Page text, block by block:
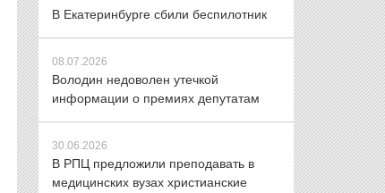
В Екатеринбурге сбили беспилотник
08.07.2026
Володин недоволен утечкой
информации о премиях депутатам
30.06.2026
В РПЦ предложили преподавать в
медицинских вузах христианские